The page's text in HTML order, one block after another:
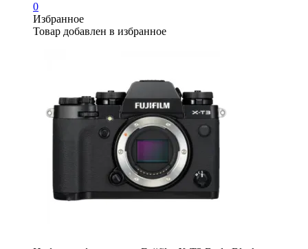
0
Избранное
Товар добавлен в избранное